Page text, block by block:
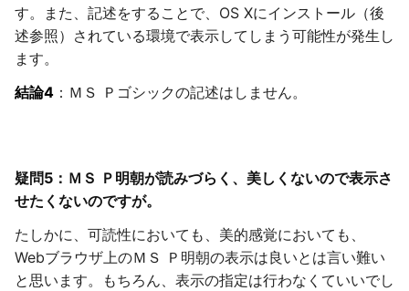
す。また、記述をすることで、OS Xにインストール（後
述参照）されている環境で表示してしまう可能性が発生し
ます。
結論4 ：ＭＳ Ｐゴシックの記述はしません。
疑問5：ＭＳ Ｐ明朝が読みづらく、美しくないので表示さ
せたくないのですが。
たしかに、可読性においても、美的感覚においても、
Webブラウザ上のＭＳ Ｐ明朝の表示は良いとは言い難い
と思います。もちろん、表示の指定は行わなくていいでし